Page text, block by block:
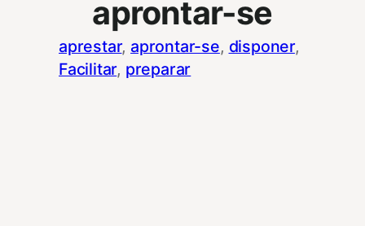
aprontar-se
aprestar, aprontar-se, disponer
Facilitar, preparar